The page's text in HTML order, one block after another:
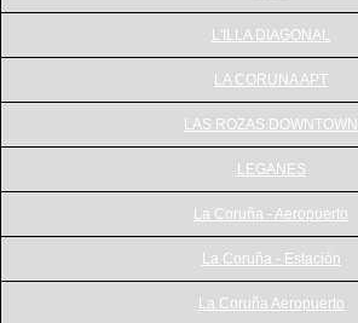
L'ILLA DIAGONAL
LA CORUNA APT
LAS ROZAS DOWNTOWN
LEGANES
La Coruña - Aeropuerto
La Coruña - Estación
La Coruña Aeropuerto